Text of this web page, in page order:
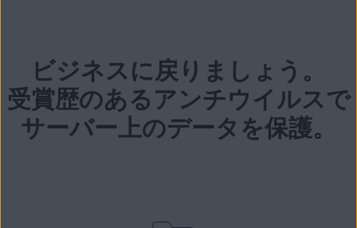
ビジネスに戻りましょう。
受賞歴のあるアンチウイルスで
サーバー上のデータを保護。